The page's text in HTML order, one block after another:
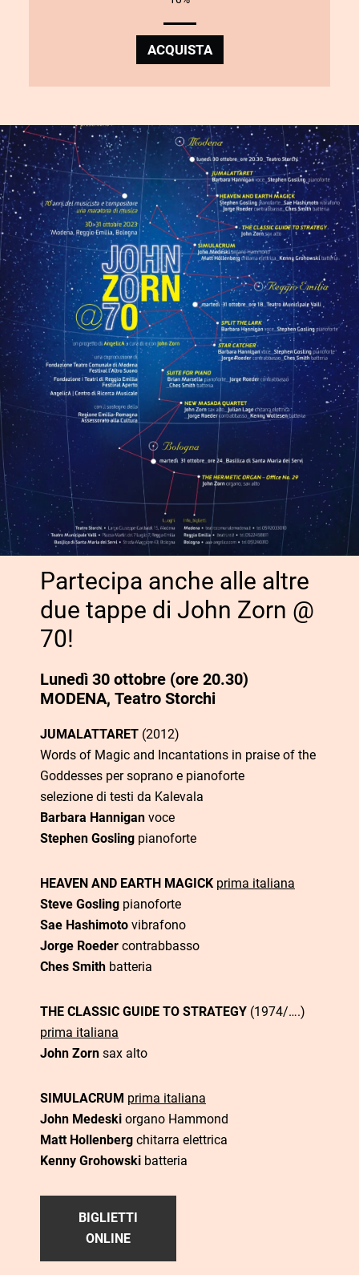
ACQUISTA
Partecipa anche alle altre
due tappe di John Zorn @
70!
Lunedì 30 ottobre (ore 20.30)
MODENA, Teatro Storchi
JUMALATTARET (2012)
Words of Magic and Incantations in praise of the
Goddesses per soprano e pianoforte
selezione di testi da Kalevala
Barbara Hannigan voce
Stephen Gosling pianoforte
HEAVEN AND EARTH MAGICK prima italiana
Steve Gosling pianoforte
Sae Hashimoto vibrafono
Jorge Roeder contrabbasso
Ches Smith batteria
THE CLASSIC GUIDE TO STRATEGY (1974/….)
prima italiana
John Zorn sax alto
SIMULACRUM prima italiana
John Medeski organo Hammond
Matt Hollenberg chitarra elettrica
Kenny Grohowski batteria
BIGLIETTI
ONLINE